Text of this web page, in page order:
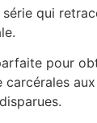
qui
pour